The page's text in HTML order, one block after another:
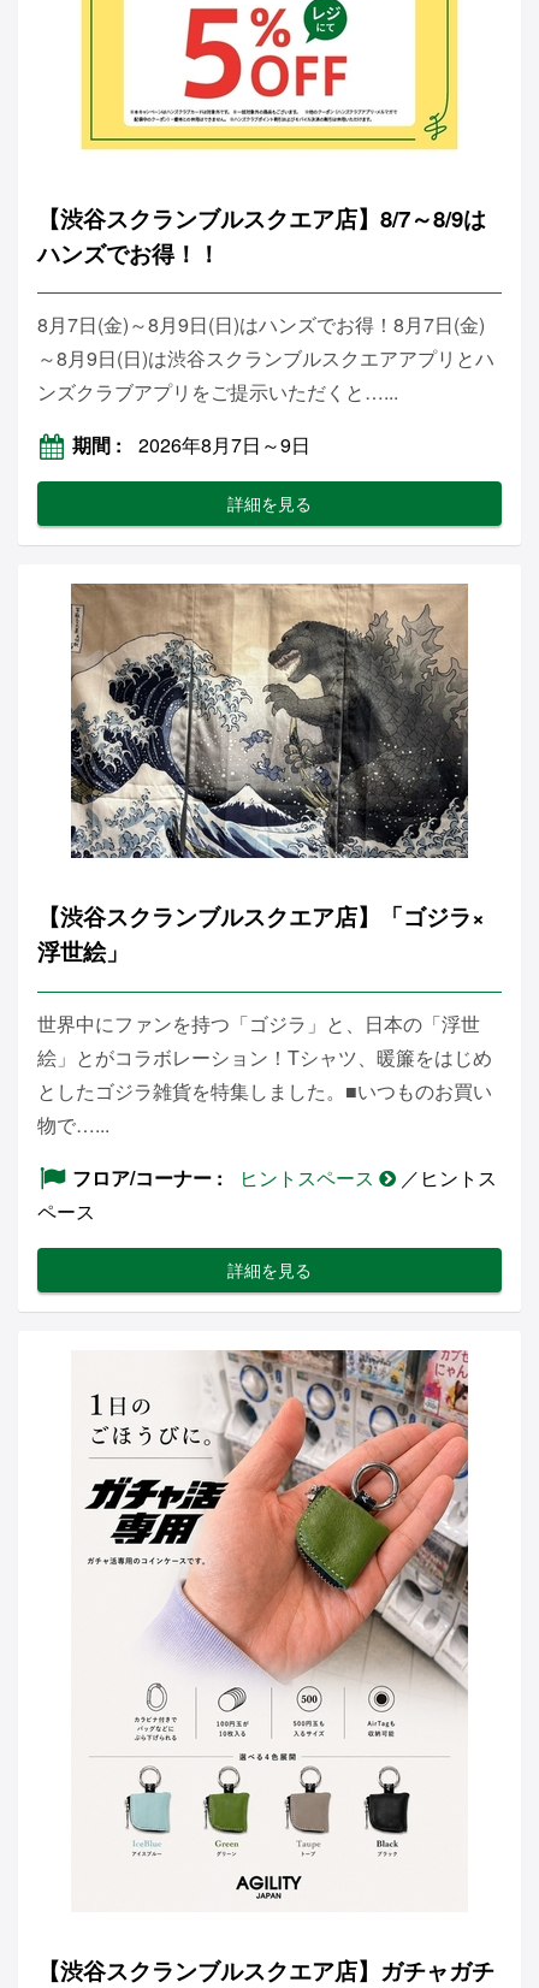
【渋谷スクランブルスクエア店】8/7～8/9は
ハンズでお得！！
8月7日(金)～8月9日(日)はハンズでお得！8月7日(金)
～8月9日(日)は渋谷スクランブルスクエアアプリとハ
ンズクラブアプリをご提示いただくと…...
期間
2026年8月7日～9日
詳細を見る
【渋谷スクランブルスクエア店】「ゴジラ×
浮世絵」
世界中にファンを持つ「ゴジラ」と、日本の「浮世
絵」とがコラボレーション！Tシャツ、暖簾をはじめ
としたゴジラ雑貨を特集しました。■いつものお買い
物で…...
フロア/コーナー
ヒントスペース
／ヒントス
ペース
詳細を見る
【渋谷スクランブルスクエア店】ガチャガチ